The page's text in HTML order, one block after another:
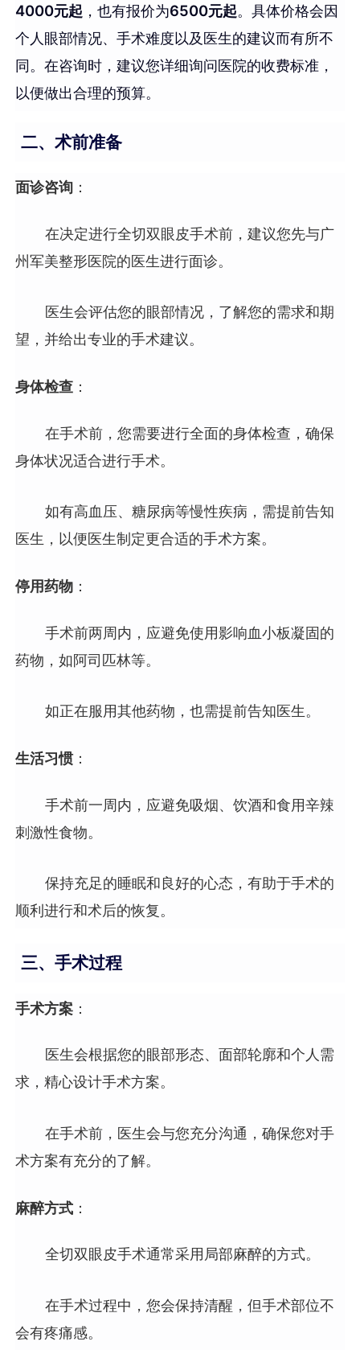
4000元起 ，也有报价为6500元起。具体价格会因
个人眼部情况、手术难度以及医生的建议而有所不
同。在咨询时，建议您详细询问医院的收费标准，
以便做出合理的预算。
二、术前准备
面诊咨询 ：
在决定进行全切双眼皮手术前，建议您先与广
州军美整形医院的医生进行面诊。
医生会评估您的眼部情况，了解您的需求和期
望，并给出专业的手术建议。
身体检查 ：
在手术前，您需要进行全面的身体检查，确保
身体状况适合进行手术。
如有高血压、糖尿病等慢性疾病，需提前告知
医生，以便医生制定更合适的手术方案。
停用药物 ：
手术前两周内，应避免使用影响血小板凝固的
药物，如阿司匹林等。
如正在服用其他药物，也需提前告知医生。
生活习惯：
手术前一周内，应避免吸烟、饮酒和食用辛辣
刺激性食物。
保持充足的睡眠和良好的心态，有助于手术的
顺利进行和术后的恢复。
三、手术过程
手术方案 ：
医生会根据您的眼部形态、面部轮廓和个人需
求，精心设计手术方案。
在手术前，医生会与您充分沟通，确保您对手
术方案有充分的了解。
麻醉方式 ：
全切双眼皮手术通常采用局部麻醉的方式。
在手术过程中，您会保持清醒，但手术部位不
会有疼痛感。